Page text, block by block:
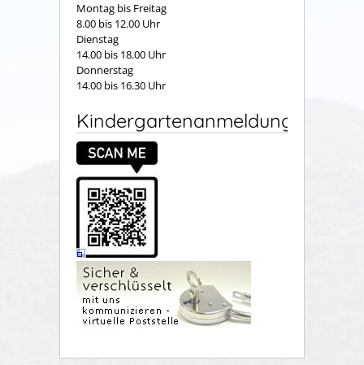
Montag bis Freitag
8.00 bis 12.00 Uhr
Dienstag
14.00 bis 18.00 Uhr
Donnerstag
14.00 bis 16.30 Uhr
Kindergartenanmeldung